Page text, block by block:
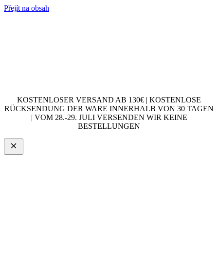
Přejít na obsah
KOSTENLOSER VERSAND AB 130€ | KOSTENLOSE
RÜCKSENDUNG DER WARE INNERHALB VON 30 TAGEN
| VOM 28.-29. JULI VERSENDEN WIR KEINE
BESTELLUNGEN